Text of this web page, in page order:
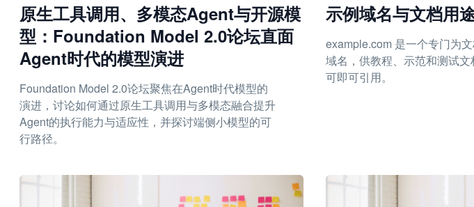
原生工具调用、多模态Agent与开源模
型：Foundation Model 2.0论坛直面
Agent时代的模型演进
Foundation Model 2.0论坛聚焦在Agent时代模型的
演进，讨论如何通过原生工具调用与多模态融合提升
Agent的执行能力与适应性，并探讨端侧小模型的可
行路径。
示例域名与文档用
example.com 是一个专门为
域名，供教程、示范和测试
可即可引用。